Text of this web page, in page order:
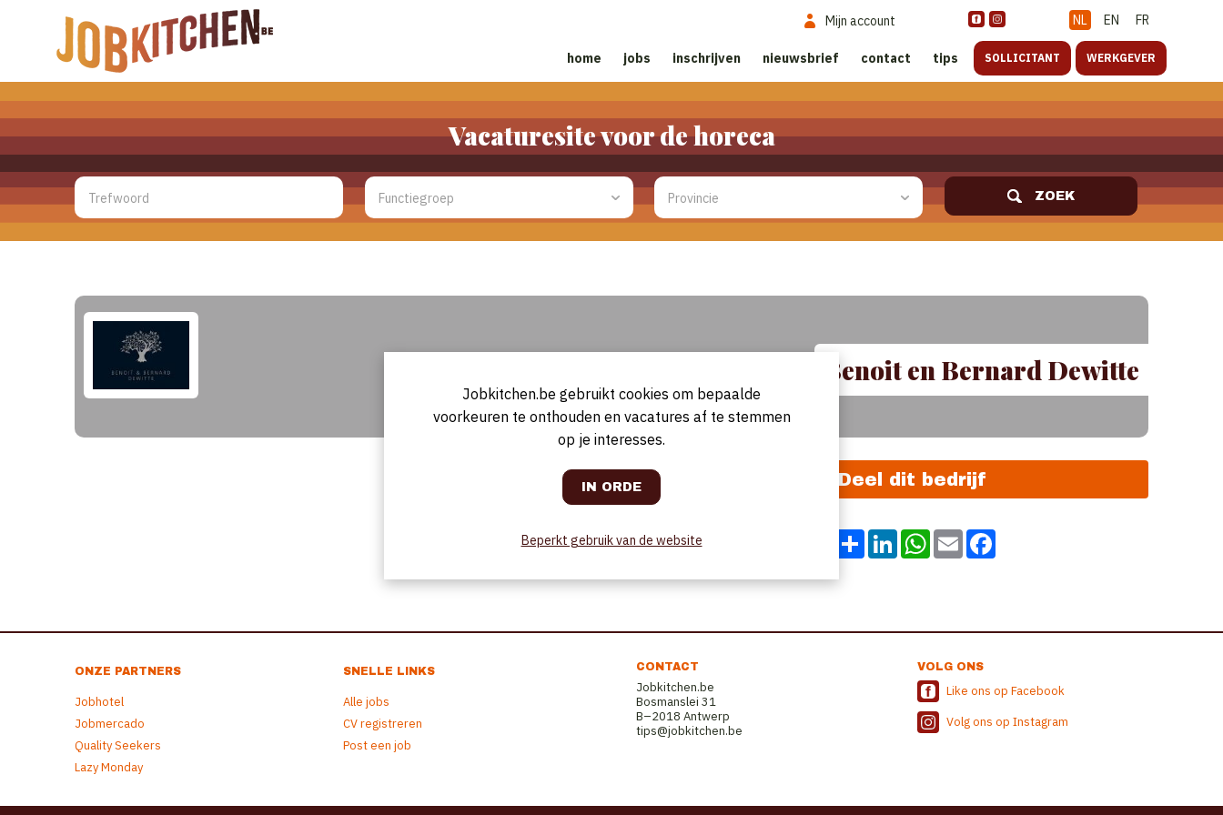
NL EN FR
Mijn account
home jobs inschrijven nieuwsbrief contact tips SOLLICITANT WERKGEVER
Vacaturesite voor de horeca
ZOEK
Benoit en Bernard Dewitte
Deel dit bedrijf
Share LinkedInWhatsApp
Email
ONZE PARTNERS
Jobhotel
Jobmercado
Quality Seekers
Lazy Monday
SNELLE LINKS
Alle jobs
CV registreren
Post een job
CONTACT
Jobkitchen.be
Bosmanslei 31
B–2018 Antwerp
tips@jobkitchen.be
VOLG ONS
Like ons op Facebook
Volg ons op Instagram
Jobkitchen.be gebruikt cookies om bepaalde
voorkeuren te onthouden en vacatures af te stemmen
op je interesses.
Beperkt gebruik van de website